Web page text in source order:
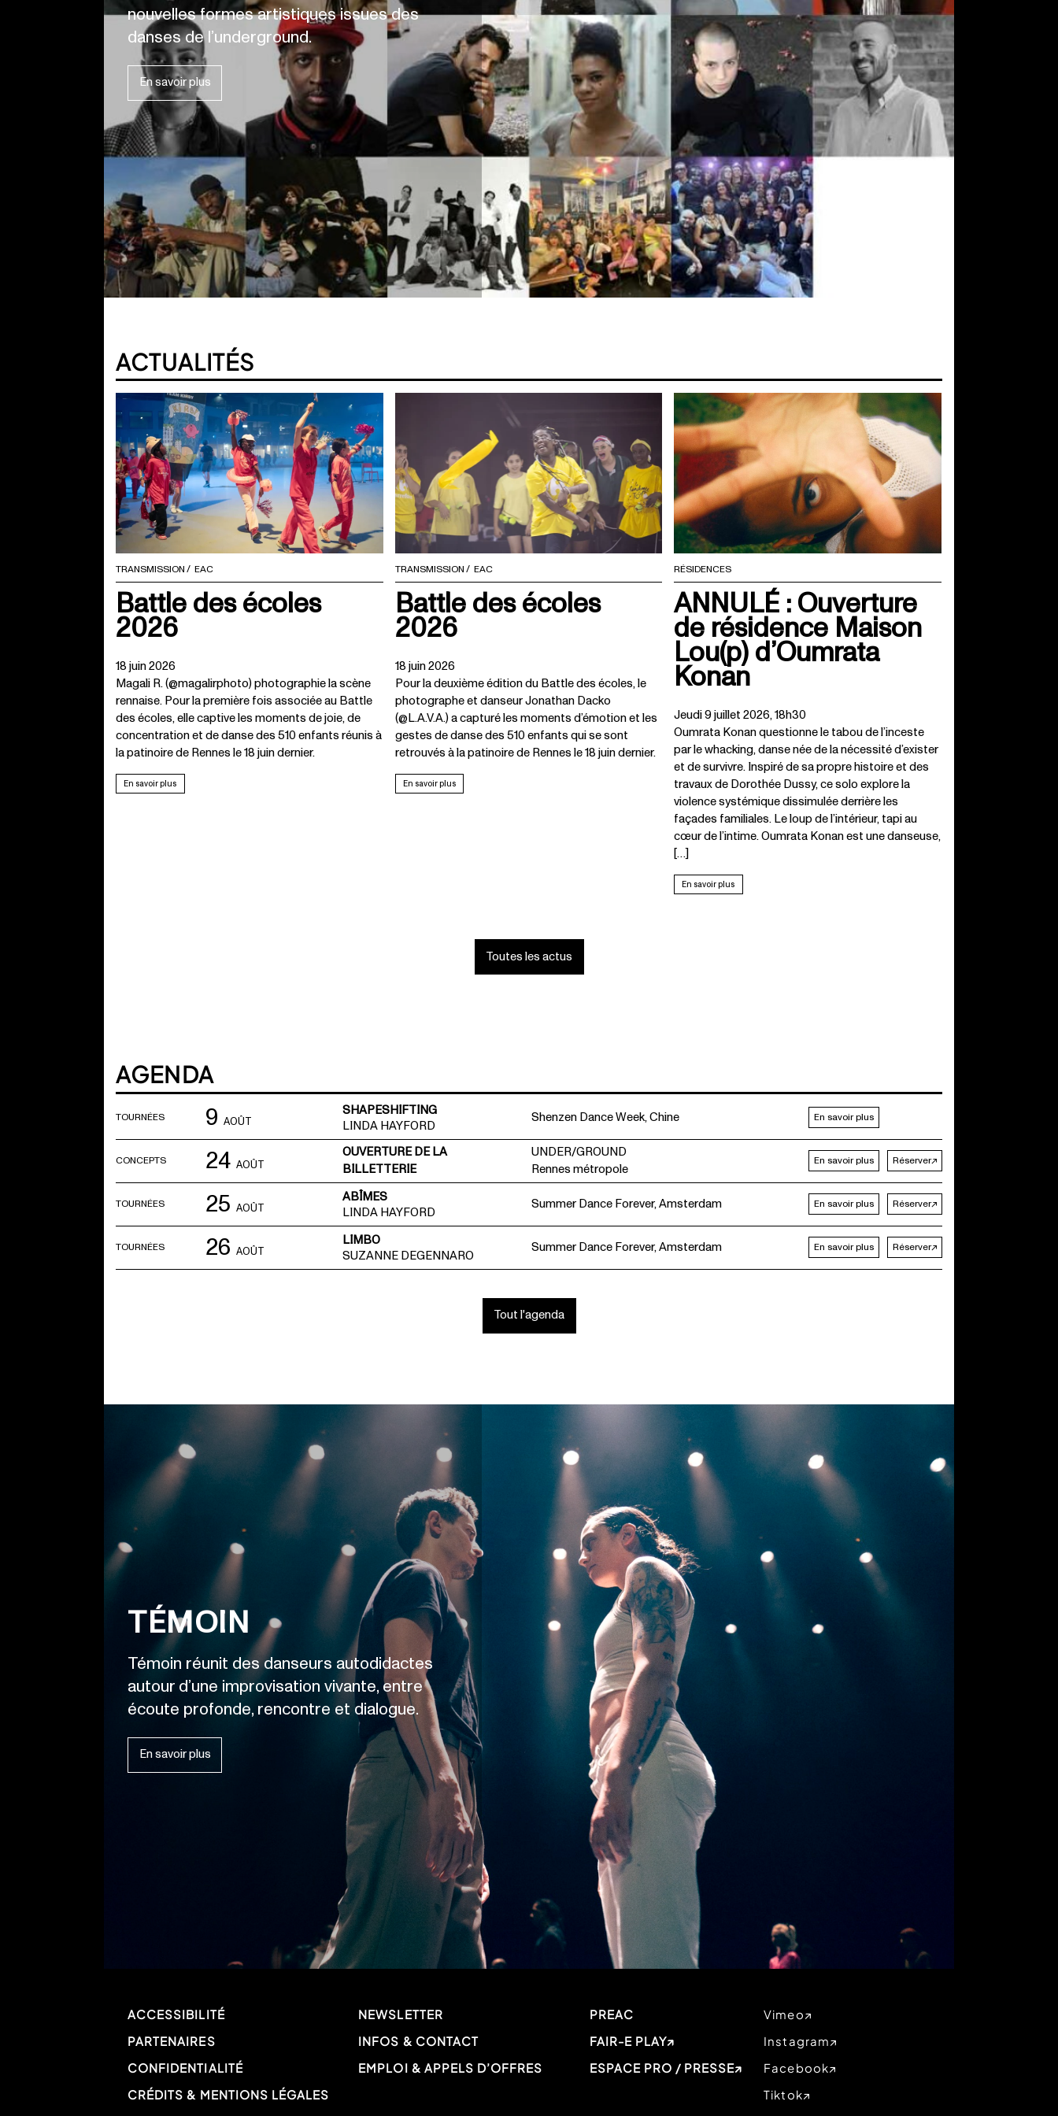
nouvelles formes artistiques issues des
danses de l’underground.
En savoir plus
ACTUALITÉS
TRANSMISSION EAC
Battle des écoles
2026
18 juin 2026
Magali R. (@magalirphoto) photographie la scène
rennaise. Pour la première fois associée au Battle
des écoles, elle captive les moments de joie, de
concentration et de danse des 510 enfants réunis à
la patinoire de Rennes le 18 juin dernier.
En savoir plus
TRANSMISSION EAC
Battle des écoles
2026
18 juin 2026
Pour la deuxième édition du Battle des écoles, le
photographe et danseur Jonathan Dacko
(@L.A.V.A.) a capturé les moments d’émotion et les
gestes de danse des 510 enfants qui se sont
retrouvés à la patinoire de Rennes le 18 juin dernier.
En savoir plus
RÉSIDENCES
ANNULÉ : Ouverture
de résidence Maison
Lou(p) d’Oumrata
Konan
Jeudi 9 juillet 2026, 18h30
Oumrata Konan questionne le tabou de l’inceste
par le whacking, danse née de la nécessité d’exister
et de survivre. Inspiré de sa propre histoire et des
travaux de Dorothée Dussy, ce solo explore la
violence systémique dissimulée derrière les
façades familiales. Le loup de l’intérieur, tapi au
cœur de l’intime. Oumrata Konan est une danseuse,
[…]
En savoir plus
Toutes les actus
AGENDA
TOURNÉES 9 AOÛT
SHAPESHIFTING
LINDA HAYFORD
Shenzen Dance Week, Chine En savoir plus
CONCEPTS 24 AOÛT
OUVERTURE DE LA
BILLETTERIE
UNDER/GROUND
Rennes métropole
En savoir plus Réserver
TOURNÉES 25 AOÛT
ABÎMES
LINDA HAYFORD
Summer Dance Forever, Amsterdam En savoir plus Réserver
TOURNÉES 26 AOÛT
LIMBO
SUZANNE DEGENNARO
Summer Dance Forever, Amsterdam En savoir plus Réserver
Tout l'agenda
TÉMOIN
Témoin réunit des danseurs autodidactes
autour d’une improvisation vivante, entre
écoute profonde, rencontre et dialogue.
En savoir plus
ACCESSIBILITÉ
PARTENAIRES
CONFIDENTIALITÉ
CRÉDITS & MENTIONS LÉGALES
NEWSLETTER
INFOS & CONTACT
EMPLOI & APPELS D’OFFRES
PREAC
FAIR-E PLAY
ESPACE PRO / PRESSE
Vimeo
Instagram
Facebook
Tiktok